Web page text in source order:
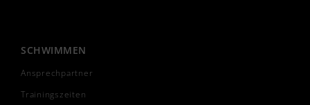
SCHWIMMEN
Ansprechpartner
Trainingszeiten